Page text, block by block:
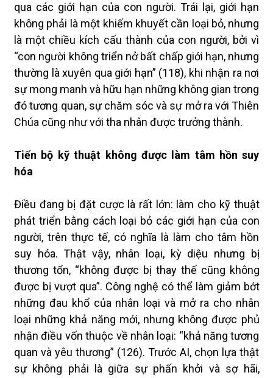
qua các giới hạn của con người. Trái lại, giới hạn
không phải là một khiếm khuyết cần loại bỏ, nhưng
là một chiều kích cấu thành của con người, bởi vì
“con người không triển nở bất chấp giới hạn, nhưng
thường là xuyên qua giới hạn” (118), khi nhận ra nơi
sự mong manh và hữu hạn những không gian trong
đó tương quan, sự chăm sóc và sự mở ra với Thiên
Chúa cũng như với tha nhân được trưởng thành.
Tiến bộ kỹ thuật không được làm tâm hồn suy
hóa
Điều đang bị đặt cược là rất lớn: làm cho kỹ thuật
phát triển bằng cách loại bỏ các giới hạn của con
người, trên thực tế, có nghĩa là làm cho tâm hồn
suy hóa. Thật vậy, nhân loại, kỳ diệu nhưng bị
thương tổn, “không được bị thay thế cũng không
được bị vượt qua”. Công nghệ có thể làm giảm bớt
những đau khổ của nhân loại và mở ra cho nhân
loại những khả năng mới, nhưng không được phủ
nhận điều vốn thuộc về nhân loại: “khả năng tương
quan và yêu thương” (126). Trước AI, chọn lựa thật
sự không phải là giữa sự phấn khởi và sợ hãi,